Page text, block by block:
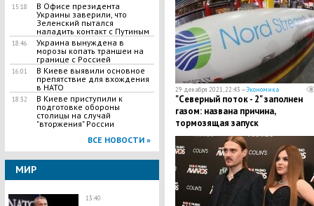
15:18
В Офисе президента
Украины заверили, что
Зеленский пытался
наладить контакт с Путиным
18:46
Украина вынуждена в
морозы копать траншеи на
границе с Россией
16:01
В Киеве выявили основное
препятствие для вхождения
в НАТО
18:32
В Киеве приступили к
подготовке обороны
столицы на случай
"вторжения" России
ВСЕ НОВОСТИ »
МИР
13:40
29 декабря 2021, 22:43 —Экономика
"Северный поток - 2" заполнен
газом: названа причина,
тормозящая запуск